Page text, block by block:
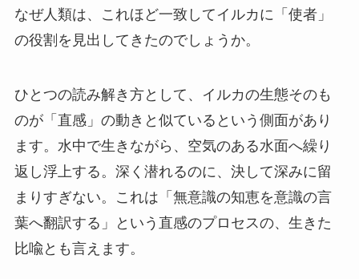
なぜ人類は、これほど一致してイルカに「使者」
の役割を見出してきたのでしょうか。
ひとつの読み解き方として、イルカの生態そのも
のが「直感」の動きと似ているという側面があり
ます。水中で生きながら、空気のある水面へ繰り
返し浮上する。深く潜れるのに、決して深みに留
まりすぎない。これは「無意識の知恵を意識の言
葉へ翻訳する」という直感のプロセスの、生きた
比喩とも言えます。